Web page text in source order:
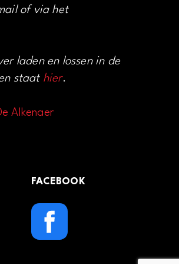
of via het
laden en lossen in de
staat hier.
Alkenaer
FACEBOOK